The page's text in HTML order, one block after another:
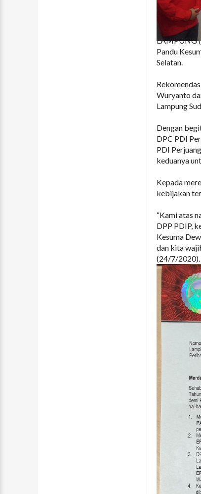
LAMPUNG
Pandu
Selatan.
Wuryanto
Lampung
Dengan
DPC PDI
PDI
keduanya
Kepada
kebijakan
“Kami atas
DPP PDIP,
Kesuma
dan kita
(24/7/2020).